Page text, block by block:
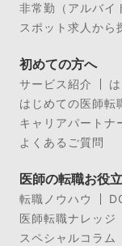
非常勤（アルバイ
スポット求人から
初めての方へ
サービス紹介
はじめての医師転
キャリアパートナ
よくあるご質問
医師の転職お役
転職ノウハウ
医師転職ナレッジ
スペシャルコラム